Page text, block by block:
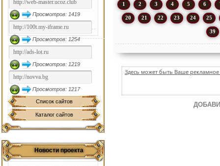
Просмотров: 1419
Просмотров: 1254
Просмотров: 1219
Просмотров: 1217
Список сайтов
Каталог сайтов
Новости проекта
1 2 3 4 5 6
20 21 22 23 24 25
39
Здесь может быть Ваше